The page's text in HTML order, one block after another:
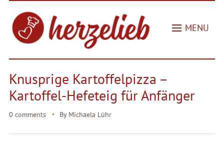
MENU
Knusprige Kartoffelpizza –
Kartoffel-Hefeteig für Anfänger
0 comments By Michaela Lühr